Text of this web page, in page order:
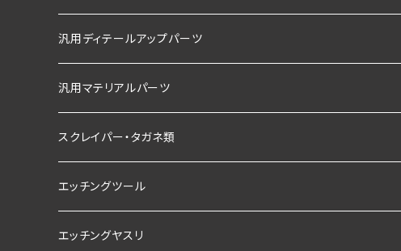
汎用ディテールアップパーツ
汎用マテリアルパーツ
スクレイパー・タガネ類
エッチングツール
エッチングヤスリ